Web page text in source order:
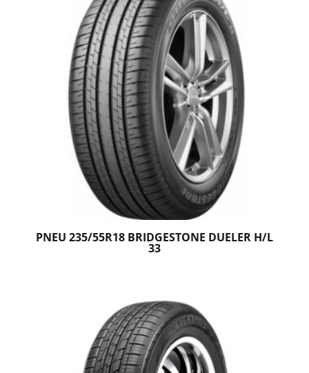
PNEU 235/55R18 BRIDGESTONE DUELER H/L
33